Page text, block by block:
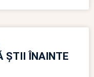
ȘTII ÎNAINTE